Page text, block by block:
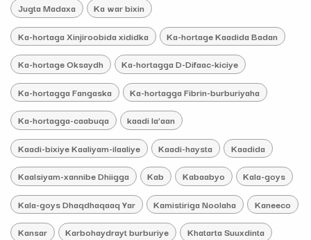
Jugta Madaxa Ka war bixin
Ka-hortaga Xinjiroobida xididka Ka-hortage Kaadida Badan
Ka-hortage Oksaydh Ka-hortagga D-Difaac-kiciye
Ka-hortagga Fangaska Ka-hortagga Fibrin-burburiyaha
Ka-hortagga-caabuqa kaadi la’aan
Kaadi-bixiye Kaaliyam-ilaaliye Kaadi-haysta Kaadida
Kaalsiyam-xannibe Dhiigga Kab Kabaabyo Kala-goys
Kala-goys Dhaqdhaqaaq Yar Kamistiriga Noolaha Kaneeco
Kansar Karbohaydrayt burburiye Khatarta Suuxdinta